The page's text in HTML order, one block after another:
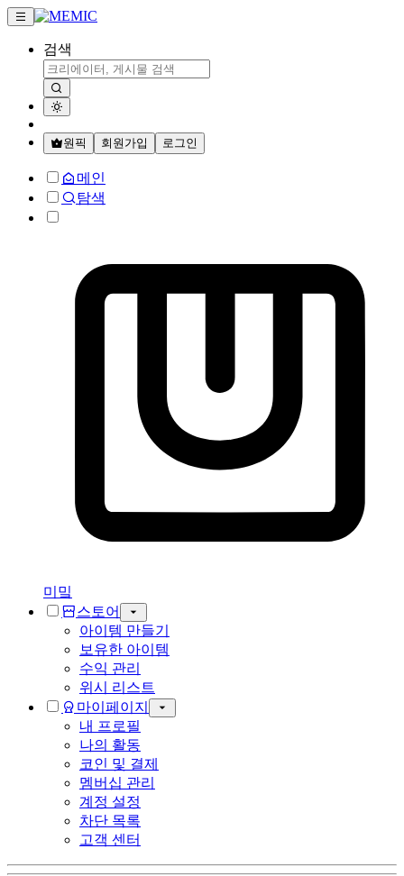
검색
원픽 회원가입 로그인
메인
탐색
미밐
스토어
아이템 만들기
보유한 아이템
수익 관리
위시 리스트
마이페이지
내 프로필
나의 활동
코인 및 결제
멤버십 관리
계정 설정
차단 목록
고객 센터